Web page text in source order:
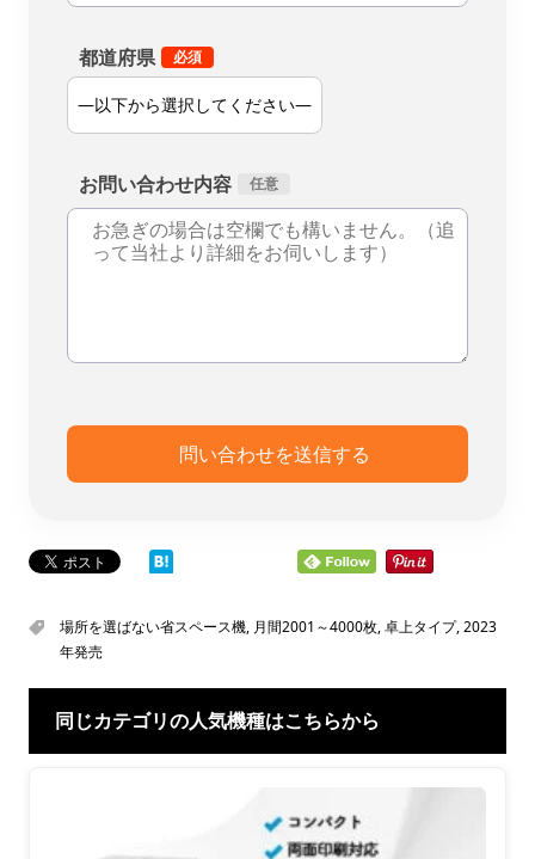
都道府県
お問い合わせ内容
場所を選ばない省スペース機,月間2001～4000枚,卓上タイプ,2023
年発売
同じカテゴリの人気機種はこちらから